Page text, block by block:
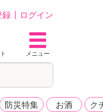
録 ログイン
メニュー
防災特集 お酒 ク